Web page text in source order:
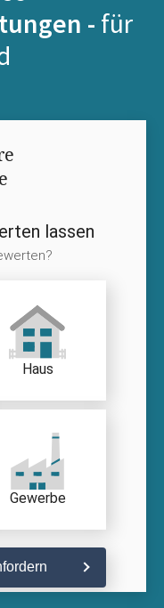
- für
lassen
Haus
Gewerbe